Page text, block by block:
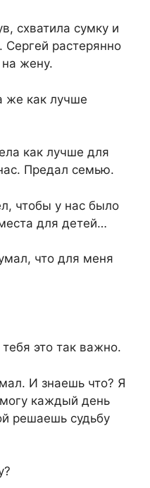
схватила сумку и
растерянно
жену.
же как лучше
как лучше для
Предал семью.
чтобы у нас было
для детей…
что для меня
это так важно.
И знаешь что? Я
каждый день
решаешь судьбу